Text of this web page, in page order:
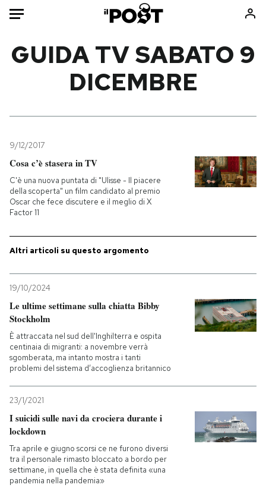
Mondo
Tecnologia
Internet
Scienza
Cultura
Sport
Libri
Ok Boomer!
Media
Europa
Mondiali calcio 2026
PODCAST
I MIEI PREFERITI
CALENDARIO
AREA PERSONALE
GUIDA TV SABATO 9
DICEMBRE
9/12/2017
Cosa c’è stasera in TV
C'è una nuova puntata di "Ulisse - Il piacere
della scoperta" un film candidato al premio
Oscar che fece discutere e il meglio di X
Factor 11
Altri articoli su questo argomento
19/10/2024
Le ultime settimane sulla chiatta Bibby
Stockholm
È attraccata nel sud dell'Inghilterra e ospita
centinaia di migranti: a novembre verrà
sgomberata, ma intanto mostra i tanti
problemi del sistema d’accoglienza britannico
23/1/2021
I suicidi sulle navi da crociera durante i
lockdown
Tra aprile e giugno scorsi ce ne furono diversi
tra il personale rimasto bloccato a bordo per
settimane, in quella che è stata definita «una
pandemia nella pandemia»